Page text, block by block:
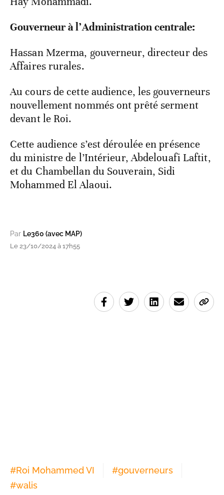
Gouverneur à l’Administration centrale:
Hassan Mzerma, gouverneur, directeur des
Affaires rurales.
Au cours de cette audience, les gouverneurs
nouvellement nommés ont prêté serment
devant le Roi.
Cette audience s’est déroulée en présence
du ministre de l’Intérieur, Abdelouafi Laftit,
et du Chambellan du Souverain, Sidi
Mohammed El Alaoui.
Par Le360 (avec MAP)
Le 23/10/2024 à 17h55
#Roi Mohammed VI #gouverneurs
#walis